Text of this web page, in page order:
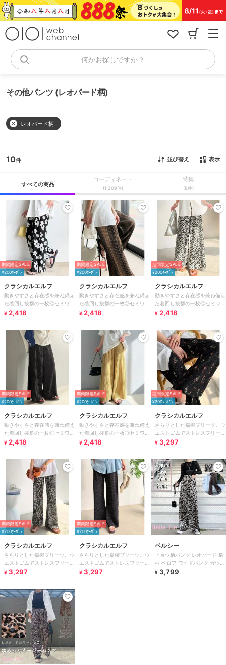
コ
ン
何かお探しですか？
その他パンツ (レオパード柄)
レオパード柄
10 並び替え 表示
すべての商品
コーディネート
(1,209件)
特集
(8件)
期間限定SALE
¥200ｸｰﾎﾟﾝ
クラシカルエルフ
動きやすさと存在感を兼ね備え
た着回し抜群の一枚◎セミワイ
ド プリーツパンツ
¥ 2,418
期間限定SALE
¥200ｸｰﾎﾟﾝ
クラシカルエルフ
動きやすさと存在感を兼ね備え
た着回し抜群の一枚◎セミワイ
ド プリーツパンツ
¥ 2,418
期間限定SALE
¥200ｸｰﾎﾟﾝ
クラシカルエルフ
動きやすさと存在感を兼ね備え
た着回し抜群の一枚◎セミワイ
ド プリーツパンツ
¥ 2,418
期間限定SALE
¥200ｸｰﾎﾟﾝ
クラシカルエルフ
動きやすさと存在感を兼ね備え
た着回し抜群の一枚◎セミワイ
ド プリーツパンツ
¥ 2,418
期間限定SALE
¥200ｸｰﾎﾟﾝ
クラシカルエルフ
動きやすさと存在感を兼ね備え
た着回し抜群の一枚◎セミワイ
ド プリーツパンツ
¥ 2,418
期間限定SALE
¥200ｸｰﾎﾟﾝ
クラシカルエルフ
さらりとした楊柳プリーツ。ウ
エストゴムでストレスフリーな
穿き心地。総柄楊柳プリーツパ
¥ 3,297
期間限定SALE
¥200ｸｰﾎﾟﾝ
クラシカルエルフ
さらりとした楊柳プリーツ。ウ
エストゴムでストレスフリーな
穿き心地。総柄楊柳プリーツパ
¥ 3,297
期間限定SALE
¥200ｸｰﾎﾟﾝ
クラシカルエルフ
さらりとした楊柳プリーツ。ウ
エストゴムでストレスフリーな
穿き心地。総柄楊柳プリーツパ
¥ 3,297
ベルシー
ヒョウ柄パンツ レオパード 豹
柄 ベロア ワイドパンツ ガウチ
ョ 韓国 きれいめ 黒 レディー
¥ 3,799